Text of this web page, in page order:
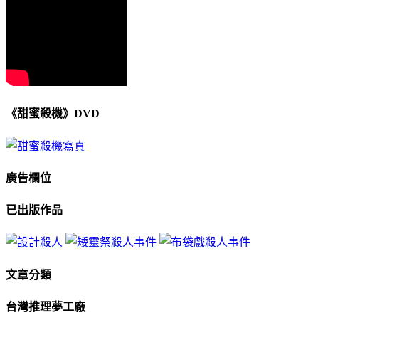
《甜蜜殺機》DVD
廣告欄位
已出版作品
文章分類
台灣推理夢工廠